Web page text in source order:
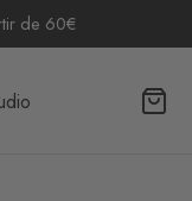
de 60€